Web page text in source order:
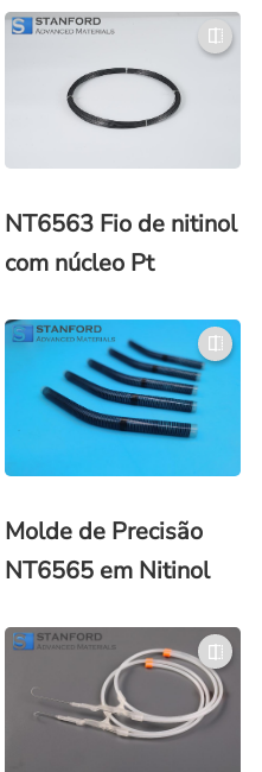
NT6563 Fio de nitinol
com núcleo Pt
Molde de Precisão
NT6565 em Nitinol